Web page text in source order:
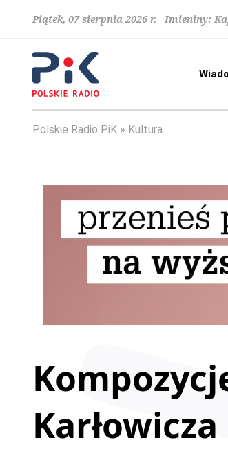
Piątek, 07 sierpnia 2026 r. Imieniny:
Polskie Radio PiK Kultura